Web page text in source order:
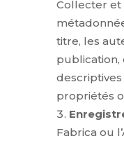
Collecter
titre, les
publication,
descriptives
propriétés
Fabrica ou